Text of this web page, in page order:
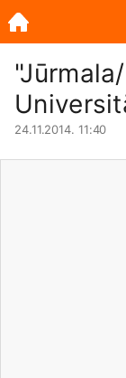
24.11.2014. 11:40